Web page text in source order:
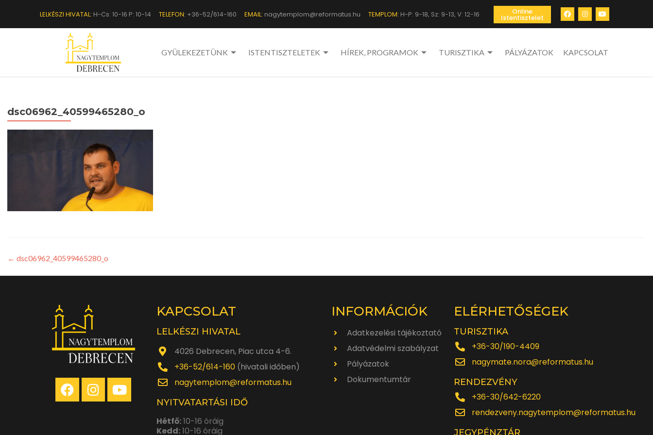
LELKÉSZI HIVATAL: H-Cs: 10-16 P: 10-14 TELEFON: +36-52/614-160 EMAIL: nagytemplom@reformatus.hu TEMPLOM: H-P: 9-18, Sz: 9-13, V: 12-16 Online
Istentisztelet
GYÜLEKEZETÜNK ISTENTISZTELETEK HÍREK, PROGRAMOK TURISZTIKA PÁLYÁZATOK KAPCSOLAT
dsc06962_40599465280_o
← dsc06962_40599465280_o
KAPCSOLAT
LELKÉSZI HIVATAL
4026 Debrecen, Piac utca 4-6.
+36-52/614-160 (hivatali időben)
nagytemplom@reformatus.hu
NYITVATARTÁSI IDŐ
Hétfő:10-16 óráig
Kedd:10-16 óráig
INFORMÁCIÓK
Adatkezelési tájékoztató
Adatvédelmi szabályzat
Pályázatok
Dokumentumtár
ELÉRHETŐSÉGEK
TURISZTIKA
+36-30/190-4409
nagymate.nora@reformatus.hu
RENDEZVÉNY
+36-30/642-6220
rendezveny.nagytemplom@reformatus.hu
JEGYPÉNZTÁR